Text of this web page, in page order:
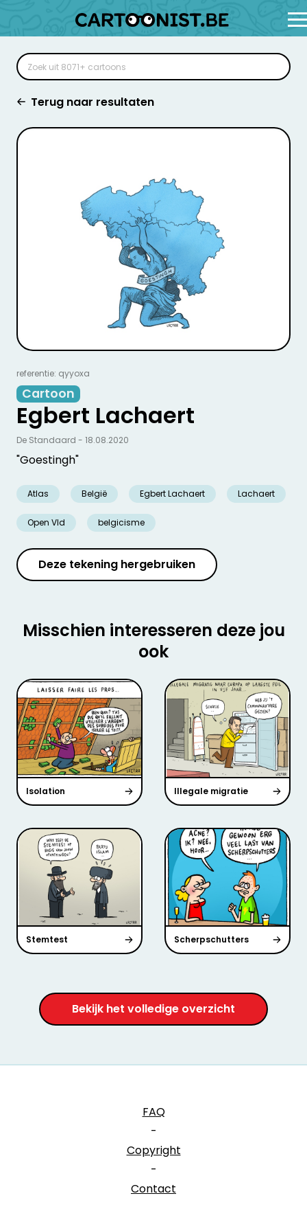
Terug naar resultaten
referentie: qyyoxa
Cartoon
Egbert Lachaert
"Goestingh"
Atlas België Egbert Lachaert Lachaert
Open Vld belgicisme
De Standaard - 18.08.2020
Deze tekening hergebruiken
Misschien interesseren deze jou
ook
Isolation Illegale migratie
Stemtest Scherpschutters
Bekijk het volledige overzicht
FAQ
-
Copyright
-
Contact